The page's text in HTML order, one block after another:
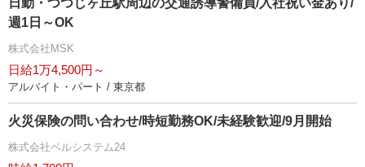
日勤・つつじヶ丘駅周辺の交通誘導警備員/入社祝い金あり/
週1日～OK
株式会社MSK
日給1万4,500円～
アルバイト・パート / 東京都
火災保険の問い合わせ/時短勤務OK/未経験歓迎/9月開始
株式会社ベルシステム24